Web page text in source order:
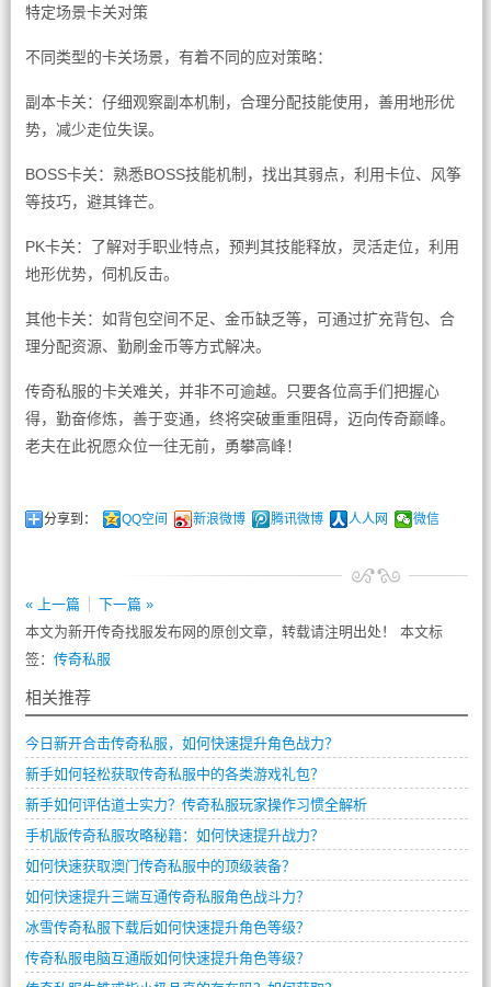
特定场景卡关对策
不同类型的卡关场景，有着不同的应对策略：
副本卡关：仔细观察副本机制，合理分配技能使用，善用地形优
势，减少走位失误。
BOSS卡关：熟悉BOSS技能机制，找出其弱点，利用卡位、风筝
等技巧，避其锋芒。
PK卡关：了解对手职业特点，预判其技能释放，灵活走位，利用
地形优势，伺机反击。
其他卡关：如背包空间不足、金币缺乏等，可通过扩充背包、合
理分配资源、勤刷金币等方式解决。
传奇私服的卡关难关，并非不可逾越。只要各位高手们把握心
得，勤奋修炼，善于变通，终将突破重重阻碍，迈向传奇巅峰。
老夫在此祝愿众位一往无前，勇攀高峰！
分享到： QQ空间 新浪微博 腾讯微博 人人网 微信
« 上一篇
下一篇 »
本文为新开传奇找服发布网的原创文章，转载请注明出处！ 本文标
签： 传奇私服
相关推荐
今日新开合击传奇私服，如何快速提升角色战力？
新手如何轻松获取传奇私服中的各类游戏礼包？
新手如何评估道士实力？传奇私服玩家操作习惯全解析
手机版传奇私服攻略秘籍：如何快速提升战力？
如何快速获取澳门传奇私服中的顶级装备？
如何快速提升三端互通传奇私服角色战斗力？
冰雪传奇私服下载后如何快速提升角色等级？
传奇私服电脑互通版如何快速提升角色等级？